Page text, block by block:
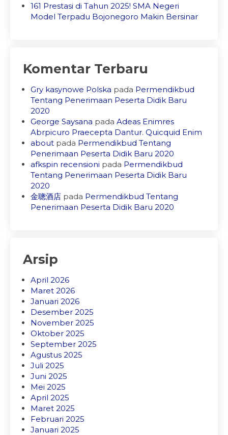
161 Prestasi di Tahun 2025! SMA Negeri
Model Terpadu Bojonegoro Makin Bersinar
Komentar Terbaru
Gry kasynowe Polska pada Permendikbud
Tentang Penerimaan Peserta Didik Baru
2020
George Saysana pada Adeas Enimres
Abrpicuro Praecepta Dantur. Quicquid Enim
about pada Permendikbud Tentang
Penerimaan Peserta Didik Baru 2020
afkspin recensioni pada Permendikbud
Tentang Penerimaan Peserta Didik Baru
2020
金聰酒店 pada Permendikbud Tentang
Penerimaan Peserta Didik Baru 2020
Arsip
April 2026
Maret 2026
Januari 2026
Desember 2025
November 2025
Oktober 2025
September 2025
Agustus 2025
Juli 2025
Juni 2025
Mei 2025
April 2025
Maret 2025
Februari 2025
Januari 2025